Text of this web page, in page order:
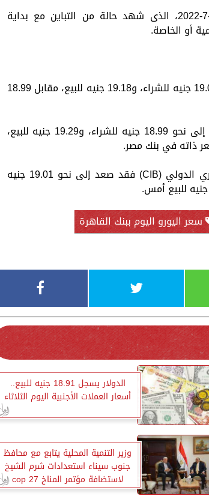
تستعرض «الزمان» سعر اليورو اليوم الثلاثاء الموافق 19-7-2022، الذى شهد حالة من التباين مع بداية
أو الخاصة.
زاد سعر اليورو اليوم في مصر لدى البنك المركزي، إلى نحو 19.09 جنيه للشراء، و19.18 جنيه للبيع، مقابل 18.99
وارتفع سعر اليورو مقابل الجنيه المصري لدى البنك الأهلي؛ إلى نحو 18.99 جنيه للشراء، و19.29 جنيه للبيع،
وبالنسبة لسعر اليورو مقابل الجنيه المصري لدى البنك التجاري الدولي (CIB) فقد صعد إلى نحو 19.01 جنيه
سعر اليورو اليوم ببنك القاهرة
الدولار يسجل 18.91 جنيه للبيع..
أسعار العملات الأجنبية اليوم الثلاثاء
وزير التنمية المحلية يتابع مع محافظ
جنوب سيناء استعدادات شرم الشيخ
لاستضافة مؤتمر المناخ cop 27